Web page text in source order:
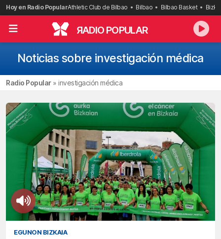
Saltar
al
contenido
Hoy en Radio PopularAthletic Club de Bilbao Bilbao Bilbao Basket
RADIO POPULAR
Noticias sobre investigación médica
Radio Popular» investigación médica
EGUNON BIZKAIA